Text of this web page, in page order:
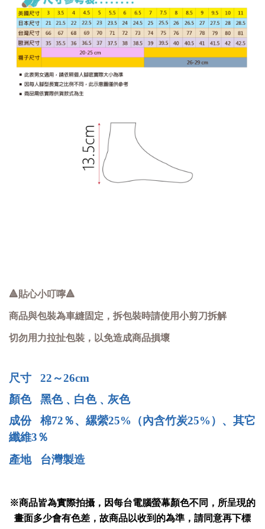
🔺貼心小叮嚀🔺
商品與包裝為車縫固定，拆包裝時請使用小剪刀拆解
切勿用力拉扯包裝，以免造成商品損壞
尺寸 22～26cm
顏色 黑色﹑白色﹑灰色
成份 棉72％、縲縈25%（內含竹炭25%）、其它
纖維3％
產地 台灣製造
※商品皆為實際拍攝，因每台電腦螢幕顏色不同，所呈現的
畫面多少會有色差，故商品以收到的為準，請同意再下標